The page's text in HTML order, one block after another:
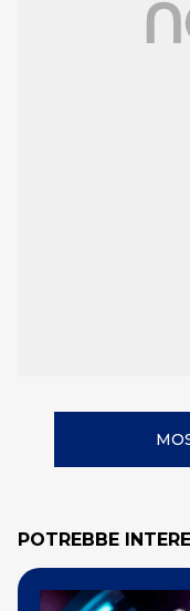
POTREBBE